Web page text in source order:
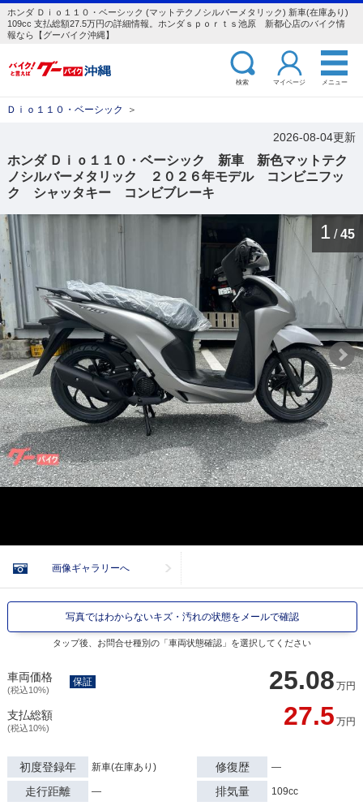
ホンダ Ｄｉｏ１１０・ベーシック (マットテクノシルバーメタリック) 新車(在庫あり)
109cc 支払総額27.5万円の詳細情報。ホンダｓｐｏｒｔｓ池原 新都心店のバイク情
報なら【グーバイク沖縄】
検索 マイページ メニュー
Ｄｉｏ１１０・ベーシック ＞
2026-08-04更新
ホンダ Ｄｉｏ１１０・ベーシック 新車 新色マットテク
ノシルバーメタリック ２０２６年モデル コンビニフッ
ク シャッタキー コンビブレーキ
1 / 45
画像ギャラリーへ
写真ではわからないキズ・汚れの状態をメールで確認
タップ後、お問合せ種別の「車両状態確認」を選択してください
車両価格
(税込10%) 25.08 万円
保証
支払総額
(税込10%) 27.5 万円
初度登録年 新車(在庫あり) 修復歴 ―
走行距離 ― 排気量 109cc